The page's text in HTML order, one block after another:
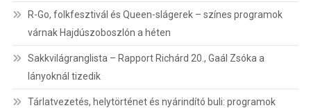
R-Go, folkfesztivál és Queen-slágerek – színes programok
várnak Hajdúszoboszlón a héten
Sakkvilágranglista – Rapport Richárd 20., Gaál Zsóka a
lányoknál tizedik
Tárlatvezetés, helytörténet és nyárindító buli: programok